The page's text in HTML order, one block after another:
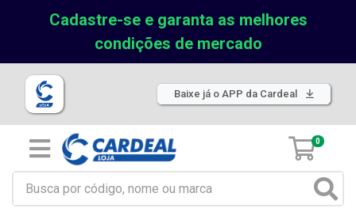
Cadastre-se e garanta as melhores
condições de mercado
Baixe já o APP da Cardeal
0